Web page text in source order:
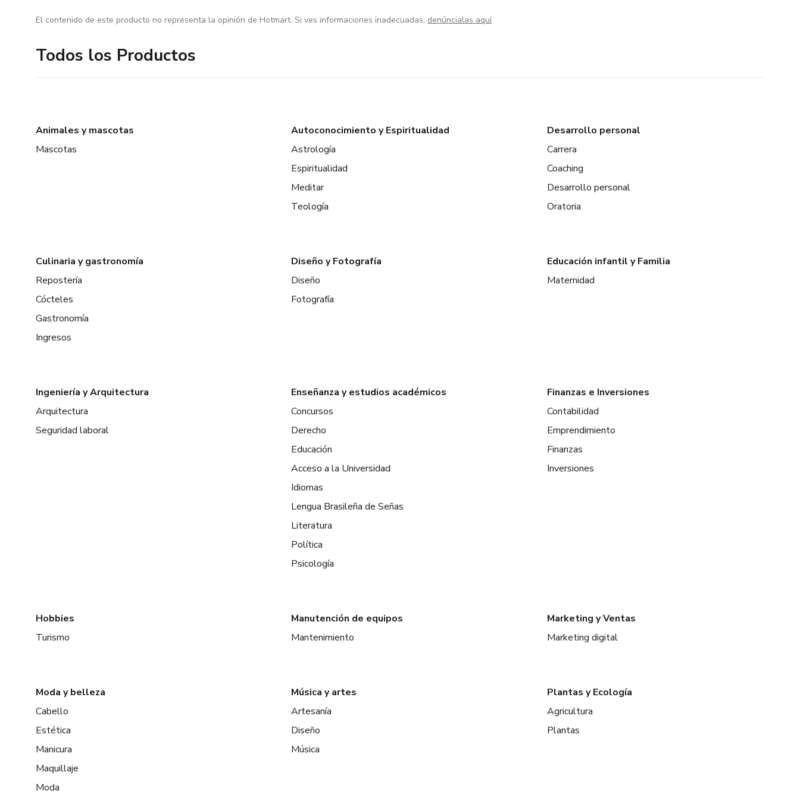
El contenido de este producto no representa la opinión de Hotmart. Si ves informaciones inadecuadas, denúncialas aquí
Todos los Productos
Animales y mascotas
Mascotas
Autoconocimiento y Espiritualidad
Astrología
Espiritualidad
Meditar
Teología
Desarrollo personal
Carrera
Coaching
Desarrollo personal
Oratoria
Culinaria y gastronomía
Repostería
Cócteles
Gastronomía
Ingresos
Diseño y Fotografía
Diseño
Fotografía
Educación infantil y Familia
Maternidad
Ingeniería y Arquitectura
Arquitectura
Seguridad laboral
Enseñanza y estudios académicos
Concursos
Derecho
Educación
Acceso a la Universidad
Idiomas
Lengua Brasileña de Señas
Literatura
Política
Psicología
Finanzas e Inversiones
Contabilidad
Emprendimiento
Finanzas
Inversiones
Hobbies
Turismo
Manutención de equipos
Mantenimiento
Marketing y Ventas
Marketing digital
Moda y belleza
Cabello
Estética
Manicura
Maquillaje
Moda
Música y artes
Artesanía
Diseño
Música
Plantas y Ecología
Agricultura
Plantas